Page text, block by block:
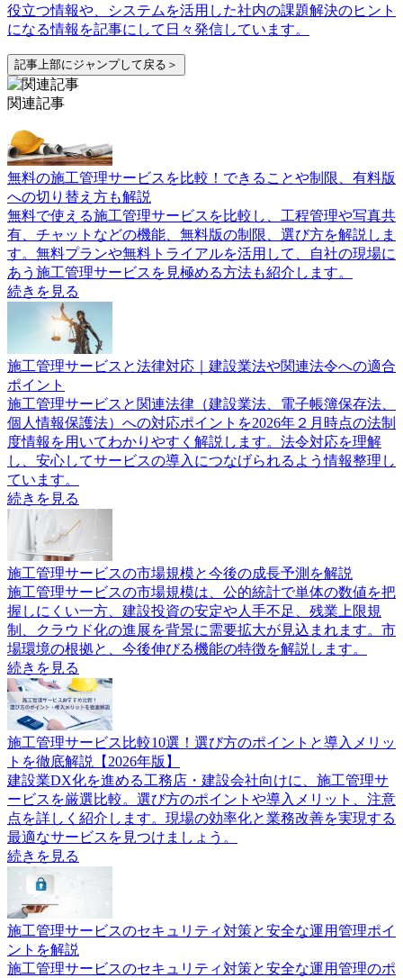
役立つ情報や、システムを活用した社内の課題解決のヒント
になる情報を記事にして日々発信しています。
記事上部にジャンプして戻る＞
関連記事
無料の施工管理サービスを比較！できることや制限、有料版
への切り替え方も解説
無料で使える施工管理サービスを比較し、工程管理や写真共
有、チャットなどの機能、無料版の制限、選び方を解説しま
す。無料プランや無料トライアルを活用して、自社の現場に
あう施工管理サービスを見極める方法も紹介します。
続きを見る
施工管理サービスと法律対応｜建設業法や関連法令への適合
ポイント
施工管理サービスと関連法律（建設業法、電子帳簿保存法、
個人情報保護法）への対応ポイントを2026年２月時点の法制
度情報を用いてわかりやすく解説します。法令対応を理解
し、安心してサービスの導入につなげられるよう情報整理し
ています。
続きを見る
施工管理サービスの市場規模と今後の成長予測を解説
施工管理サービスの市場規模は、公的統計で単体の数値を把
握しにくい一方、建設投資の安定や人手不足、残業上限規
制、クラウド化の進展を背景に需要拡大が見込まれます。市
場環境の根拠と、今後伸びる機能の特徴を解説します。
続きを見る
施工管理サービス比較10選！選び方のポイントと導入メリッ
トを徹底解説【2026年版】
建設業DX化を進める工務店・建設会社向けに、施工管理サ
ービスを厳選比較。選び方のポイントや導入メリット、注意
点を詳しく紹介します。現場の効率化と業務改善を実現する
最適なサービスを見つけましょう。
続きを見る
施工管理サービスのセキュリティ対策と安全な運用管理ポイ
ントを解説
施工管理サービスのセキュリティ対策と安全な運用管理のポ